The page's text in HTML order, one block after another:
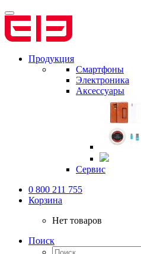
Продукция
Смартфоны
Электроника
Аксессуары
Сервис
0 800 211 755
Корзина
Нет товаров
Поиск